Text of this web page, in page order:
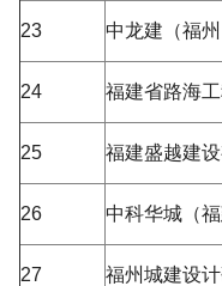
23 中龙建（福
24 福建省路海
25 福建盛越建
26 中科华城（
27 福州城建设